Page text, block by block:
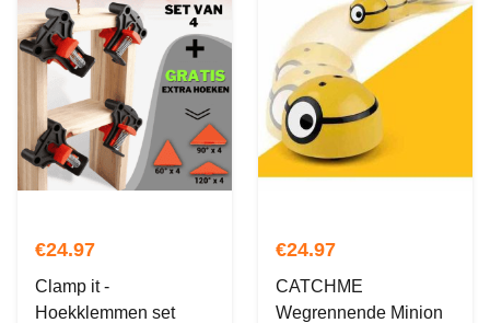
€24.97
Clamp it -
Hoekklemmen set
€24.97
CATCHME
Wegrennende Minion